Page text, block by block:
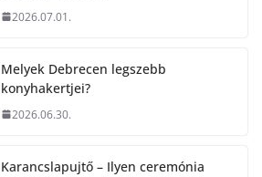
2026.07.01.
Melyek Debrecen legszebb
konyhakertjei?
2026.06.30.
Karancslapujtő – Ilyen ceremónia